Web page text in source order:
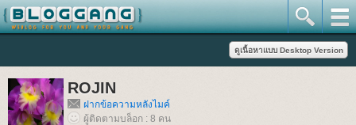
ROJIN
ฝากข้อความหลังไมค์
ผู้ติดตามบล็อก : 8 คน